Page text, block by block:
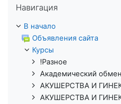
Навигация
В начало
Объявления сайта
Курсы
!Разное
Академический
АКУШЕРСТВА И
АКУШЕРСТВА И